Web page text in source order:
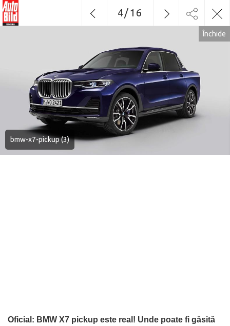
bmw-x7-pickup (3)
Oficial: BMW X7 pickup este real! Unde poate fi găsită
Închide
4/16